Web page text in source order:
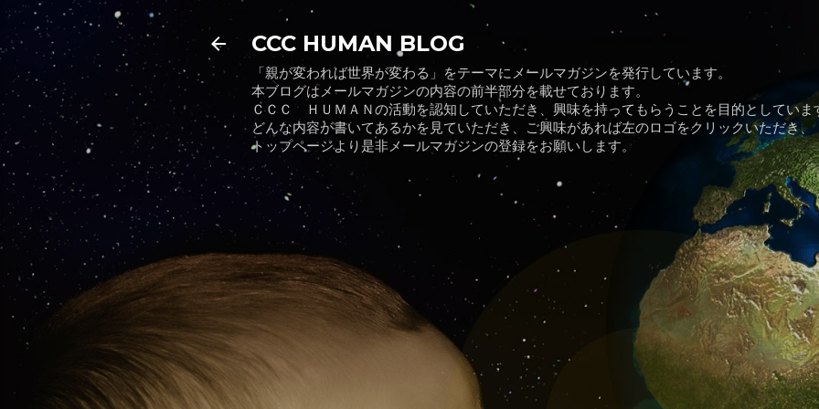
スキップしてメイン コンテンツに移動
CCC HUMAN BLOG
「親が変われば世界が変わる」をテーマにメールマガジンを発行しています。
本ブログはメールマガジンの内容の前半部分を載せております。
ＣＣＣ ＨＵＭＡＮの活動を認知していただき、興味を持ってもらうことを目的としていま
どんな内容が書いてあるかを見ていただき、ご興味があれば左のロゴをクリックいただき、
トップページより是非メールマガジンの登録をお願いします。